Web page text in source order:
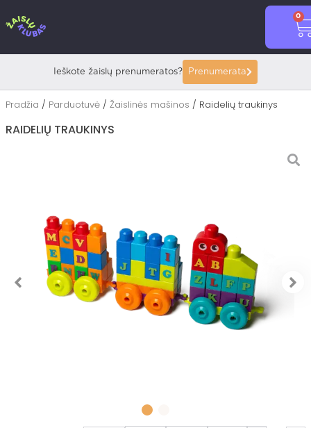
prie
0
Ieškote žaislų prenumeratos? Prenumerata
Pradžia / Parduotuvė / Žaislinės mašinos / Raidelių traukinys
RAIDELIŲ TRAUKINYS